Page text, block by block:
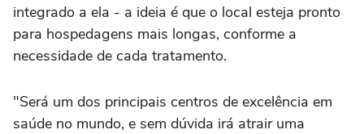
integrado a ela - a ideia é que o local esteja pronto
para hospedagens mais longas, conforme a
necessidade de cada tratamento.
"Será um dos principais centros de excelência em
saúde no mundo, e sem dúvida irá atrair uma